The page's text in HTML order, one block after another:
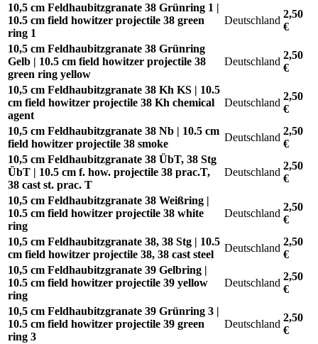
10,5 cm Feldhaubitzgranate 38 Grünring 1 |
10.5 cm field howitzer projectile 38 green
ring 1
Deutschland
2,50
€
10,5 cm Feldhaubitzgranate 38 Grünring
Gelb | 10.5 cm field howitzer projectile 38
green ring yellow
Deutschland
2,50
€
10,5 cm Feldhaubitzgranate 38 Kh KS | 10.5
cm field howitzer projectile 38 Kh chemical
agent
Deutschland
2,50
€
10,5 cm Feldhaubitzgranate 38 Nb | 10.5 cm
field howitzer projectile 38 smoke
Deutschland
2,50
€
10,5 cm Feldhaubitzgranate 38 ÜbT, 38 Stg
ÜbT | 10.5 cm f. how. projectile 38 prac.T,
38 cast st. prac. T
Deutschland
2,50
€
10,5 cm Feldhaubitzgranate 38 Weißring |
10.5 cm field howitzer projectile 38 white
ring
Deutschland
2,50
€
10,5 cm Feldhaubitzgranate 38, 38 Stg | 10.5
cm field howitzer projectile 38, 38 cast steel
Deutschland
2,50
€
10,5 cm Feldhaubitzgranate 39 Gelbring |
10.5 cm field howitzer projectile 39 yellow
ring
Deutschland
2,50
€
10,5 cm Feldhaubitzgranate 39 Grünring 3 |
10.5 cm field howitzer projectile 39 green
ring 3
Deutschland
2,50
€